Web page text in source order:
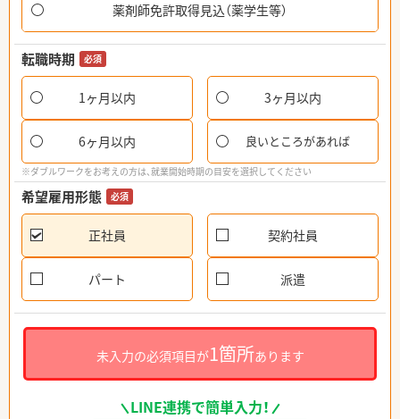
薬剤師免許取得見込（薬学生等）
転職時期 必須
1ヶ月以内 3ヶ月以内
6ヶ月以内 良いところがあれば
※ダブルワークをお考えの方は、就業開始時期の目安を選択してください
希望雇用形態 必須
正社員 契約社員
パート 派遣
未入力の必須項目が1箇所あります
LINE連携で簡単入力！